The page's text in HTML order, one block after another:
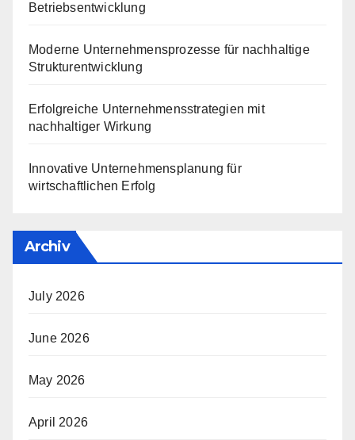
Betriebsentwicklung
Moderne Unternehmensprozesse für nachhaltige
Strukturentwicklung
Erfolgreiche Unternehmensstrategien mit
nachhaltiger Wirkung
Innovative Unternehmensplanung für
wirtschaftlichen Erfolg
Archiv
July 2026
June 2026
May 2026
April 2026